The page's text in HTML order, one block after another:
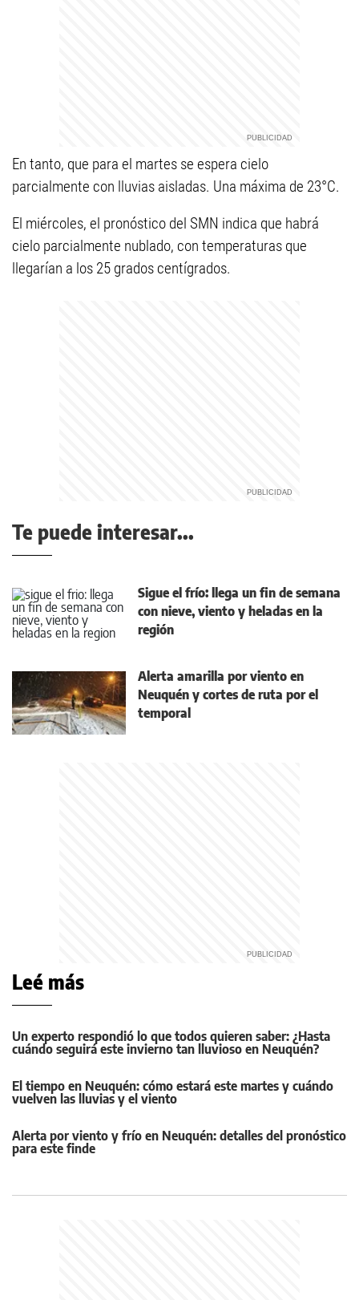
En tanto, que para el martes se espera cielo
parcialmente con lluvias aisladas. Una máxima de 23°C.
El miércoles, el pronóstico del SMN indica que habrá
cielo parcialmente nublado, con temperaturas que
llegarían a los 25 grados centígrados.
Te puede interesar...
Sigue el frío: llega un fin de semana
con nieve, viento y heladas en la
región
Alerta amarilla por viento en
Neuquén y cortes de ruta por el
temporal
Leé más
Un experto respondió lo que todos quieren saber: ¿Hasta
cuándo seguirá este invierno tan lluvioso en Neuquén?
El tiempo en Neuquén: cómo estará este martes y cuándo
vuelven las lluvias y el viento
Alerta por viento y frío en Neuquén: detalles del pronóstico
para este finde